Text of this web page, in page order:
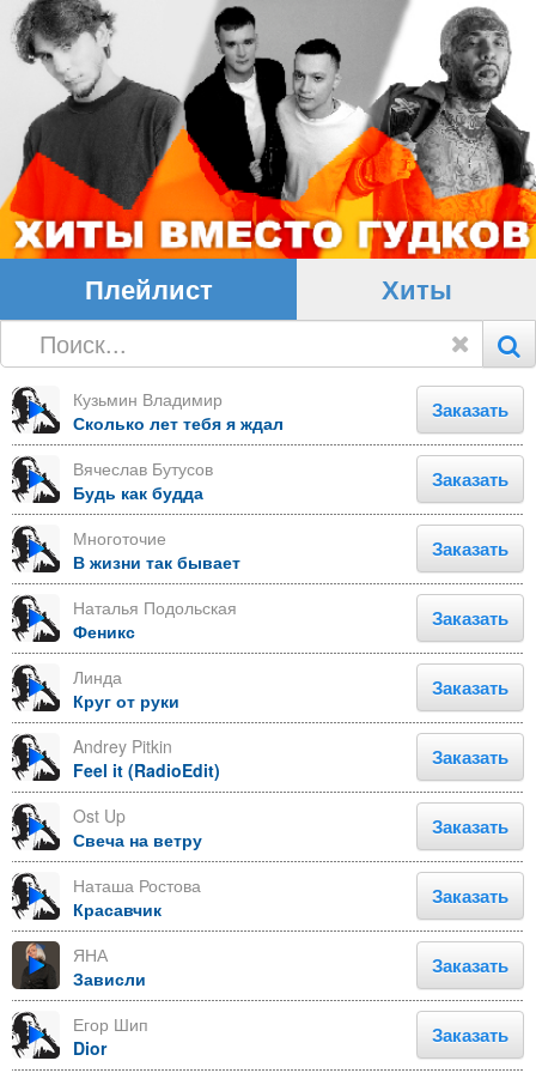
Плейлист Хиты
Кузьмин Владимир
Сколько лет тебя я ждал
Заказать
Вячеслав Бутусов
Будь как будда
Заказать
Многоточие
В жизни так бывает
Заказать
Наталья Подольская
Феникс
Заказать
Линда
Круг от руки
Заказать
Andrey Pitkin
Feel it (RadioEdit)
Заказать
Ost Up
Свеча на ветру
Заказать
Наташа Ростова
Красавчик
Заказать
ЯНА
Зависли
Заказать
Егор Шип
Dior
Заказать